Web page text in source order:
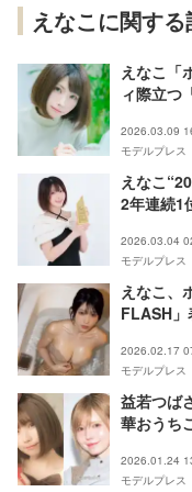
えなこに関す
えなこ「
ィ際立つ
2026.03.09
モデルプレス
えなこ
2年連続1
2026.03.04
モデルプレス
えなこ、
FLASH」
2026.02.17
モデルプレス
益若つば
華おうち
2026.01.24
モデルプレス